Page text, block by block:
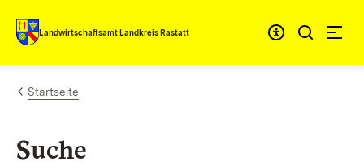
Zum Inhalt springen
Landwirtschaftsamt Landkreis Rastatt
Startseite
Suche